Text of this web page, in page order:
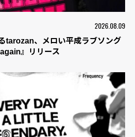
2026.08.09
tarozan、メロい平成ラブソング
』リリース